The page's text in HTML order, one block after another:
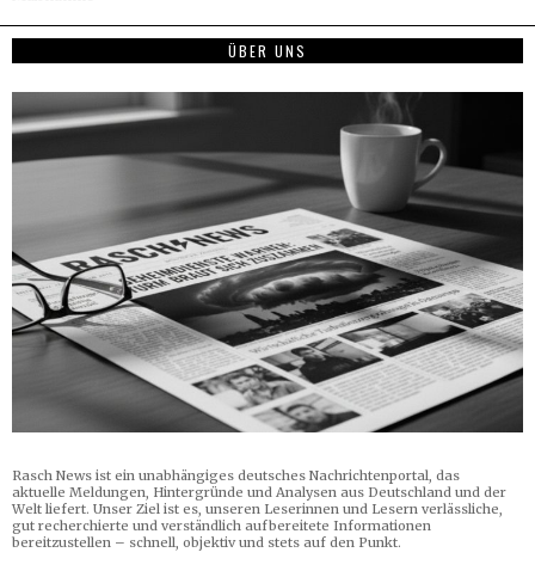
ÜBER UNS
Rasch News ist ein unabhängiges deutsches Nachrichtenportal, das
aktuelle Meldungen, Hintergründe und Analysen aus Deutschland und der
Welt liefert. Unser Ziel ist es, unseren Leserinnen und Lesern verlässliche,
gut recherchierte und verständlich aufbereitete Informationen
bereitzustellen – schnell, objektiv und stets auf den Punkt.